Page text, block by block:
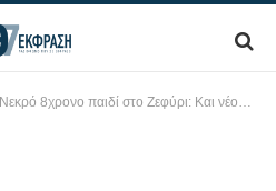
Νεκρό 8χρονο παιδί στο Ζεφύρι: Και νέο επεισόδιο με πυροβολισμούς μετά την τραγωδία